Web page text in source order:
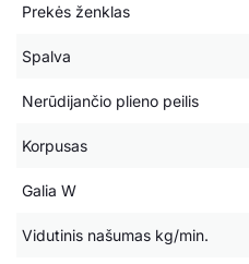
Prekės ženklas
Spalva
Nerūdijančio plieno peilis
Korpusas
Galia W
Vidutinis našumas kg/min.